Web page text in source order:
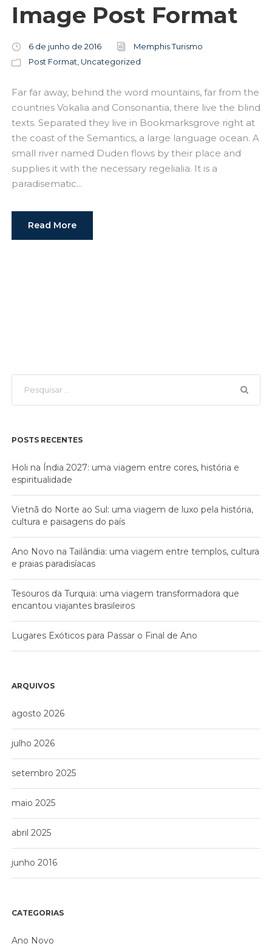
Image Post Format
6 de junho de 2016
Memphis Turismo
Post Format Uncategorized
Far far away, behind the word mountains, far from the
countries Vokalia and Consonantia, there live the blind
texts. Separated they live in Bookmarksgrove right at
the coast of the Semantics, a large language ocean. A
small river named Duden flows by their place and
supplies it with the necessary regelialia. It is a
paradisematic...
Read More
POSTS RECENTES
Holi na Índia 2027: uma viagem entre cores, história e
espiritualidade
Vietnã do Norte ao Sul: uma viagem de luxo pela história,
cultura e paisagens do país
Ano Novo na Tailândia: uma viagem entre templos, cultura
e praias paradisíacas
Tesouros da Turquia: uma viagem transformadora que
encantou viajantes brasileiros
Lugares Exóticos para Passar o Final de Ano
ARQUIVOS
agosto 2026
julho 2026
setembro 2025
maio 2025
abril 2025
junho 2016
CATEGORIAS
Ano Novo